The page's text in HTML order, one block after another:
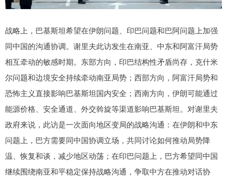
战略上，巴基斯坦希望在伊朗问题、印巴问题和巴阿问题上加强
同中国的沟通协调。谢里夫此访发生在南亚、中东和阿富汗局势
相互牵动的敏感时期。东部方向，印巴结构性矛盾尚存，克什米
尔问题和边境安全持续牵动南亚局势；西部方向，阿富汗局势和
恐怖主义直接影响巴基斯坦国内安全；西南方向，伊朗可能通过
能源价格、安全通道、外交斡旋等渠道影响巴基斯坦。对谢里夫
政府来说，此访是一次面向地区变局的战略沟通：在伊朗和中东
问题上，巴方需要同中国协调立场，共同讨论如何推动局势降
温、恢复和谈，减少地区动荡；在印巴问题上，巴方希望同中国
继续围绕南亚和平稳定保持战略沟通，争取中方在推动对话协